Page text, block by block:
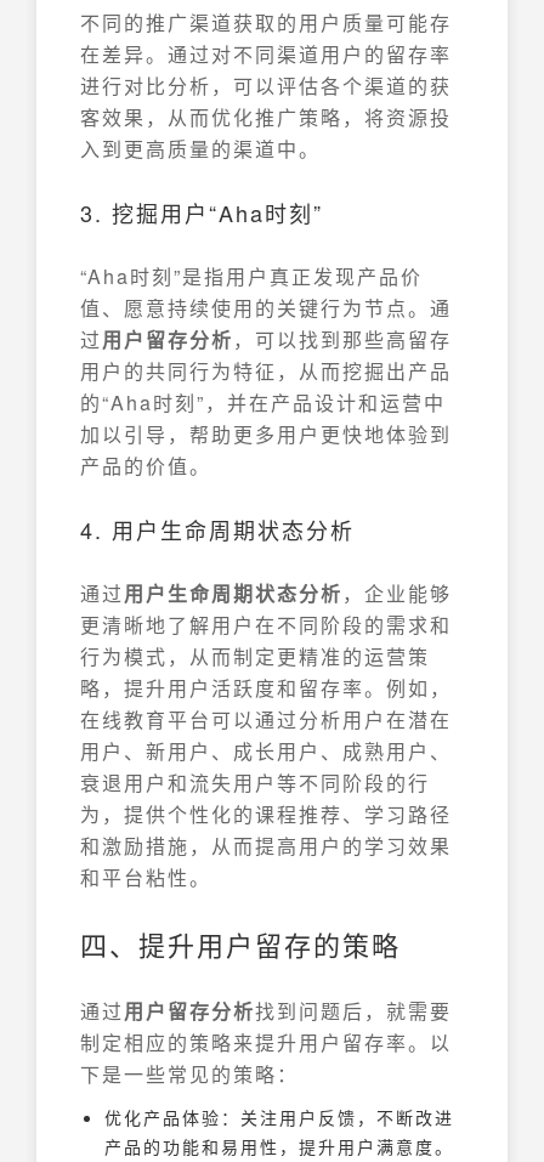
不同的推广渠道获取的用户质量可能存
在差异。通过对不同渠道用户的留存率
进行对比分析，可以评估各个渠道的获
客效果，从而优化推广策略，将资源投
入到更高质量的渠道中。
3. 挖掘用户“Aha时刻”
“Aha时刻”是指用户真正发现产品价
值、愿意持续使用的关键行为节点。通
过用户留存分析 ，可以找到那些高留存
用户的共同行为特征，从而挖掘出产品
的“Aha时刻”，并在产品设计和运营中
加以引导，帮助更多用户更快地体验到
产品的价值。
4. 用户生命周期状态分析
通过用户生命周期状态分析 ，企业能够
更清晰地了解用户在不同阶段的需求和
行为模式，从而制定更精准的运营策
略，提升用户活跃度和留存率。例如，
在线教育平台可以通过分析用户在潜在
用户、新用户、成长用户、成熟用户、
衰退用户和流失用户等不同阶段的行
为，提供个性化的课程推荐、学习路径
和激励措施，从而提高用户的学习效果
和平台粘性。
四、提升用户留存的策略
通过用户留存分析找到问题后，就需要
制定相应的策略来提升用户留存率。以
下是一些常见的策略：
优化产品体验：关注用户反馈，不断改进
产品的功能和易用性，提升用户满意度。